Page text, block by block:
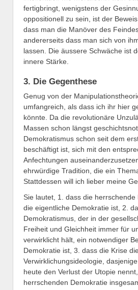
fertigbringt, wenigstens der
oppositionell zu sein, ist der
dass man die Manöver des
andererseits dass man sich von
lassen. Die äussere Schwäche ist
innere Stärke.
3. Die Gegenthese
Genug von der
umfangreich, als dass ich ihr hier
könnte. Da die revolutionäre
Massen schon längst
Demokratismus schon seit dem
beschäftigt ist, sich mit den
Anfechtungen
ehrwürdige Tradition, die ein
Stattdessen will ich lieber meine
Sie lautet, 1. dass die
die eigentliche Demokratie ist, 2.
Demokratismus, der in der
Freiheit und Gleichheit immer für
verwirklicht hält, ein notwendiger
Demokratie ist, 3. dass die Krise
Verwirklichungsideologie,
heute den Verlust der Utopie
herrschenden Demokratie